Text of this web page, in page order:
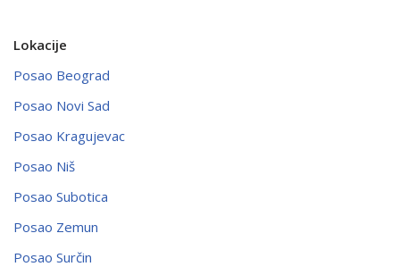
Lokacije
Posao Beograd
Posao Novi Sad
Posao Kragujevac
Posao Niš
Posao Subotica
Posao Zemun
Posao Surčin